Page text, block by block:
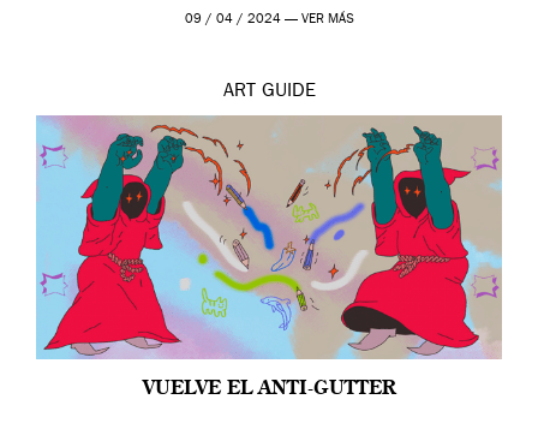
por […]
09 / 04 / 2024 — VER MÁS
ART GUIDE
VUELVE EL ANTI-GUTTER